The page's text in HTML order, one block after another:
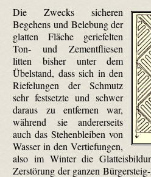
Die Zwecks sicheren
Begehens und Belebung der
glatten Fläche geriefelten
Ton- und Zementfliesen
litten bisher unter dem
Übelstand, dass sich in den
Riefelungen der Schmutz
sehr festsetzte und schwer
daraus zu entfernen war,
während sie andererseits
auch das Stehenbleiben von
Wasser in den Vertiefungen,
also im Winter die
Zerstörung der ganzen